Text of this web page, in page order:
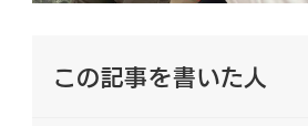
この記事を書いた人